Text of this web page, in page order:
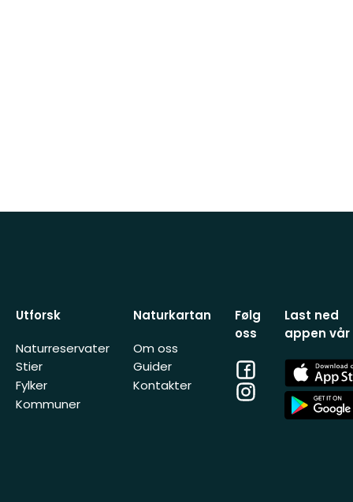
Utforsk
Naturreservater
Stier
Fylker
Kommuner
Naturkartan
Om oss
Guider
Kontakter
Følg
oss
Facebook
Instagram
Last ned
appen vår
App
Store
App
Store